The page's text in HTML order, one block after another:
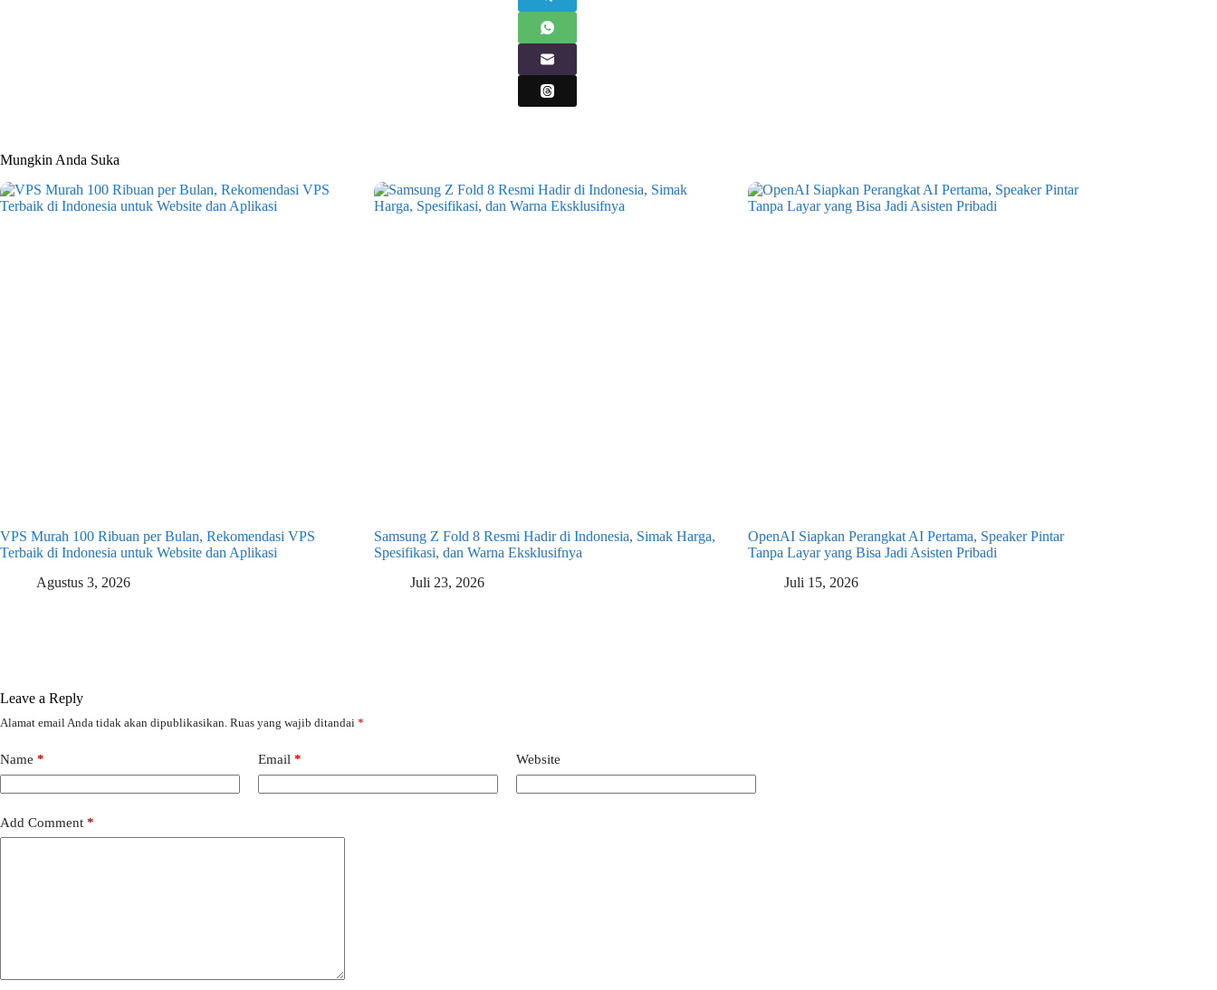
Mungkin Anda Suka
VPS Murah 100 Ribuan per Bulan, Rekomendasi VPS
Terbaik di Indonesia untuk Website dan Aplikasi
Agustus 3, 2026
Samsung Z Fold 8 Resmi Hadir di Indonesia, Simak Harga,
Spesifikasi, dan Warna Eksklusifnya
Juli 23, 2026
OpenAI Siapkan Perangkat AI Pertama, Speaker Pintar
Tanpa Layar yang Bisa Jadi Asisten Pribadi
Juli 15, 2026
Leave a Reply
Alamat email Anda tidak akan dipublikasikan. Ruas yang wajib ditandai *
Name * Email * Website
Add Comment *